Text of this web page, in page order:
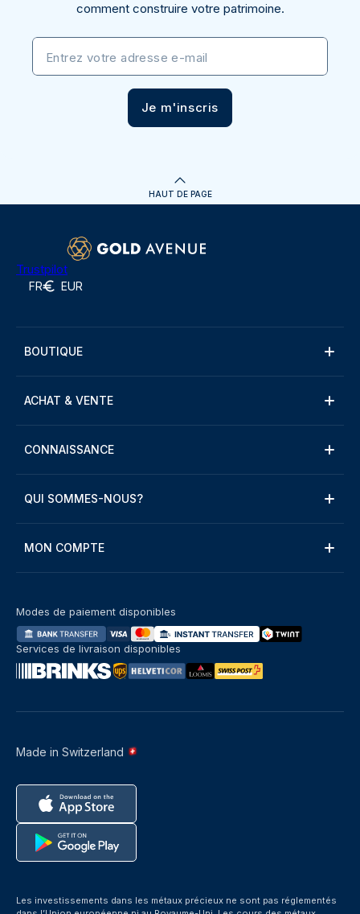
comment construire votre patrimoine.
Entrez votre adresse e-mail
Je m'inscris
HAUT DE PAGE
Trustpilot
FR EUR
BOUTIQUE
ACHAT & VENTE
CONNAISSANCE
QUI SOMMES-NOUS?
MON COMPTE
Made in Switzerland
Modes de paiement disponibles
Services de livraison disponibles
Les investissements dans les métaux précieux ne sont pas réglementés